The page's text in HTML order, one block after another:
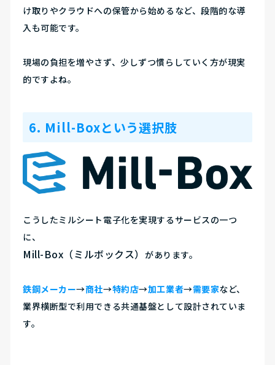
け取りやクラウドへの保管から始めるなど、段階的な導
入も可能です。
現場の負担を増やさず、少しずつ慣らしていく方が現実
的ですよね。
6. Mill-Boxという選択肢
こうしたミルシート電子化を実現するサービスの一つ
に、
Mill-Box（ミルボックス） があります。
鉄鋼メーカー→商社→特約店→加工業者→需要家など、
業界横断型で利用できる共通基盤として設計されていま
す。